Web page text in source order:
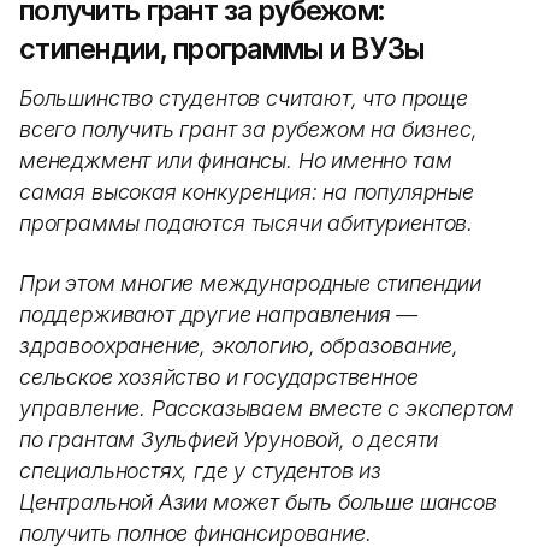
получить грант за рубежом:
стипендии, программы и ВУЗы
Большинство студентов считают, что проще
всего получить грант за рубежом на бизнес,
менеджмент или финансы. Но именно там
самая высокая конкуренция: на популярные
программы подаются тысячи абитуриентов.
При этом многие международные стипендии
поддерживают другие направления —
здравоохранение, экологию, образование,
сельское хозяйство и государственное
управление. Рассказываем вместе с экспертом
по грантам Зульфией Уруновой, о десяти
специальностях, где у студентов из
Центральной Азии может быть больше шансов
получить полное финансирование.